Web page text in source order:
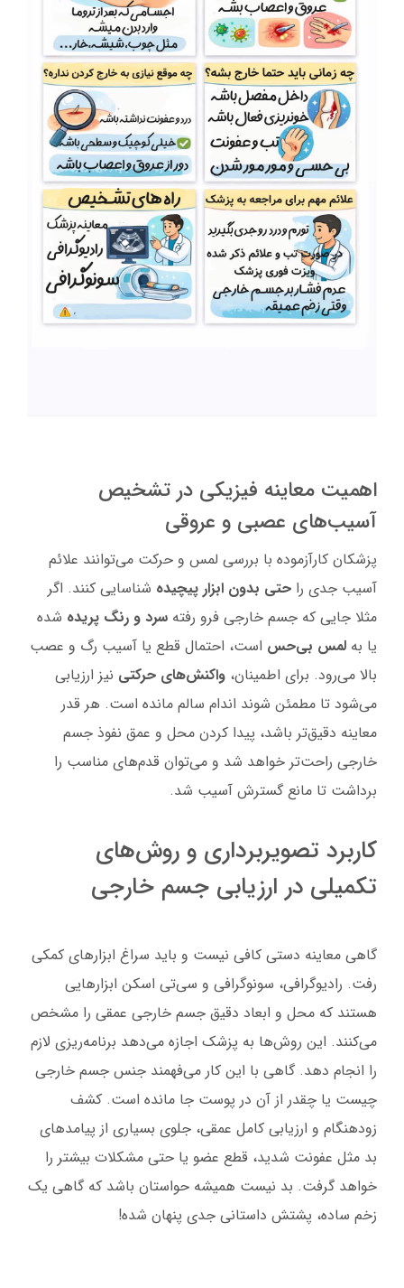
اهمیت معاینه فیزیکی در تشخیص
آسیب‌های عصبی و عروقی
پزشکان کارآزموده با بررسی لمس و حرکت می‌توانند علائم
آسیب جدی را حتی بدون ابزار پیچیده شناسایی کنند. اگر
مثلا جایی که جسم خارجی فرو رفته سرد و رنگ پریده شده
یا به لمس بی‌حس است، احتمال قطع یا آسیب رگ و عصب
بالا می‌رود. برای اطمینان، واکنش‌های حرکتی نیز ارزیابی
می‌شود تا مطمئن شوند اندام سالم مانده است. هر قدر
معاینه دقیق‌تر باشد، پیدا کردن محل و عمق نفوذ جسم
خارجی راحت‌تر خواهد شد و می‌توان قدم‌های مناسب را
برداشت تا مانع گسترش آسیب شد.
کاربرد تصویربرداری و روش‌های
تکمیلی در ارزیابی جسم خارجی
گاهی معاینه دستی کافی نیست و باید سراغ ابزارهای کمکی
رفت. رادیوگرافی، سونوگرافی و سی‌تی اسکن ابزارهایی
هستند که محل و ابعاد دقیق جسم خارجی عمقی را مشخص
می‌کنند. این روش‌ها به پزشک اجازه می‌دهد برنامه‌ریزی لازم
را انجام دهد. گاهی با این کار می‌فهمند جنس جسم خارجی
چیست یا چقدر از آن در پوست جا مانده است. کشف
زودهنگام و ارزیابی کامل عمقی، جلوی بسیاری از پیامدهای
بد مثل عفونت شدید، قطع عضو یا حتی مشکلات بیشتر را
خواهد گرفت. بد نیست همیشه حواستان باشد که گاهی یک
زخم ساده، پشتش داستانی جدی پنهان شده!